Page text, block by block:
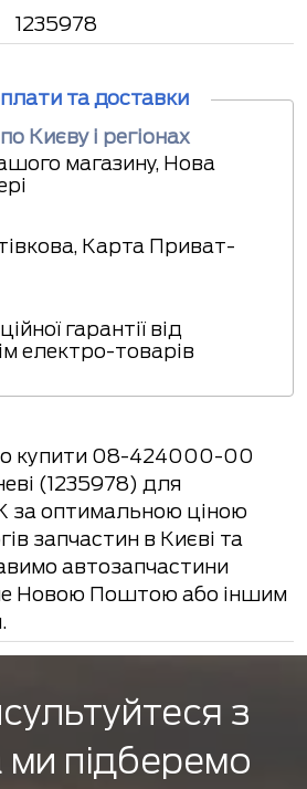
1235978
та доставки
Києву і регіонах
магазину, Нова
Карта Приват-
гарантії від
електро-товарів
купити 08-424000-00
(1235978) для
оптимальною ціною
запчастин в Києві та
автозапчастини
Новою Поштою або іншим
з
ми підберемо